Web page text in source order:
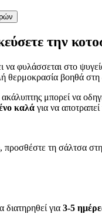
την
φυλάσσεται στο
θερμοκρασία βοηθά στη
μπορεί να
καλά για να
προσθέστε τη σάλτσα
για 3-5